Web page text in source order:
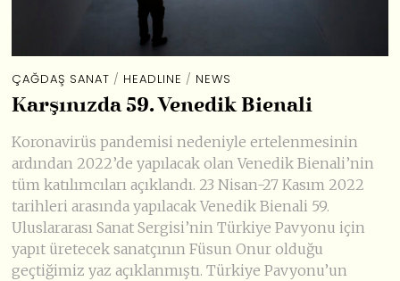
ÇAĞDAŞ SANAT / HEADLINE / NEWS
Karşınızda 59. Venedik Bienali
Koronavirüs pandemisi nedeniyle ertelenmesinin
ardından 2022’de yapılacak olan Venedik Bienali’nin
tüm katılımcıları açıklandı. 23 Nisan-27 Kasım 2022
tarihleri arasında yapılacak Venedik Bienali 59.
Uluslararası Sanat Sergisi’nin Türkiye Pavyonu için
yapıt üretecek sanatçının Füsun Onur olduğu
geçtiğimiz yaz açıklanmıştı. Türkiye Pavyonu’un